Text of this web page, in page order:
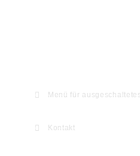
Menü für
Kontakt